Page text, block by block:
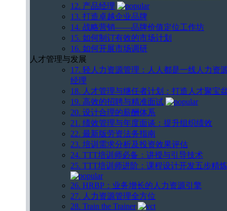
12. 产品经理
13. 打造卓越企业品牌
14. 战略营销——品牌价值定位工作坊
15. 如何制订有效的市场计划
16. 如何开展市场调研
人才管理与发展
17. 轻人力资源管理：人人都是一线人力资
经理
18. 人才管理与继任者计划：打造人才聚宝
19. 高效的招聘与精准面试
20. 设计合理的薪酬体系
21. 绩效管理与年度面谈：提升组织绩效
22. 最新版劳资法务指南
23. 培训需求分析及投资效果评估
24. TTT培训师必备：讲授与引导技术
25. TTT培训师进阶：课程设计开发五步精炼
26. HRBP：业务增长的人力资源引擎
27. 人力资源管理全方位
28. Train the Trainer